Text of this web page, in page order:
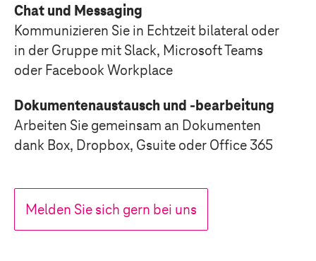
Chat und Messaging
Kommunizieren Sie in Echtzeit bilateral oder
in der Gruppe mit Slack, Microsoft Teams
oder Facebook Workplace
Dokumentenaustausch und -bearbeitung
Arbeiten Sie gemeinsam an Dokumenten
dank Box, Dropbox, Gsuite oder Office 365
Melden Sie sich gern bei uns